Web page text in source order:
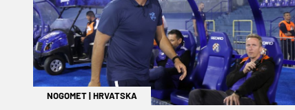
NOGOMET|HRVATSKA